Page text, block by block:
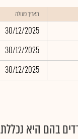
תאריך פעולה
30/12/2025
30/12/2025
30/12/2025
בהם היא נכללת